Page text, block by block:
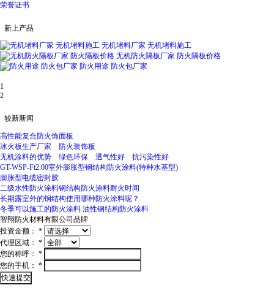
荣誉证书
新上产品
无机堵料厂家 无机堵料施工
无机防火隔板厂家 防火隔板价格
防火用途 防火包厂家
1
2
较新新闻
高性能复合防火饰面板
冰火板生产厂家 防火装饰板
无机涂料的优势 绿色环保 透气性好 抗污染性好
GT-WSP-Ft2.00室外膨胀型钢结构防火涂料(特种水基型)
膨胀型电缆密封胶
二级水性防火涂料钢结构防火涂料耐火时间
长期露室外的钢结构使用哪种防火涂料呢？
冬季可以施工的防火涂料 油性钢结构防火涂料
智翔防火材料有限公司品牌
投资金额： *
代理区域： *
您的称呼： *
您的手机： *